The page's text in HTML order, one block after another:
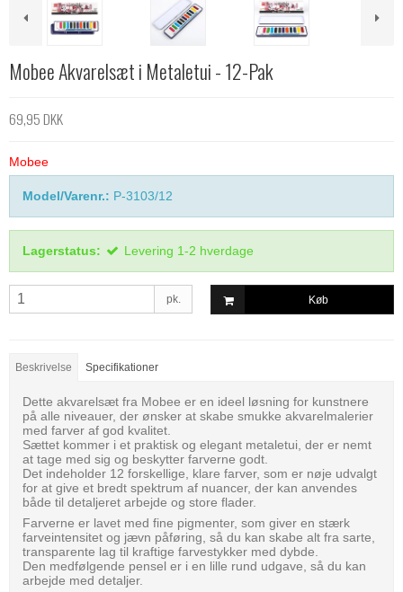
Mobee Akvarelsæt i Metaletui - 12-Pak
69,95 DKK
Mobee
Model/Varenr.: P-3103/12
Lagerstatus: Levering 1-2 hverdage
pk. Køb
Beskrivelse Specifikationer
Dette akvarelsæt fra Mobee er en ideel løsning for kunstnere
på alle niveauer, der ønsker at skabe smukke akvarelmalerier
med farver af god kvalitet.
Sættet kommer i et praktisk og elegant metaletui, der er nemt
at tage med sig og beskytter farverne godt.
Det indeholder 12 forskellige, klare farver, som er nøje udvalgt
for at give et bredt spektrum af nuancer, der kan anvendes
både til detaljeret arbejde og store flader.
Farverne er lavet med fine pigmenter, som giver en stærk
farveintensitet og jævn påføring, så du kan skabe alt fra sarte,
transparente lag til kraftige farvestykker med dybde.
Den medfølgende pensel er i en lille rund udgave, så du kan
arbejde med detaljer.